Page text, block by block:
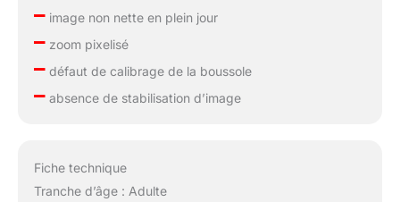
–image non nette en plein jour
–zoom pixelisé
–défaut de calibrage de la boussole
–absence de stabilisation d’image
Fiche technique
Tranche d’âge : Adulte